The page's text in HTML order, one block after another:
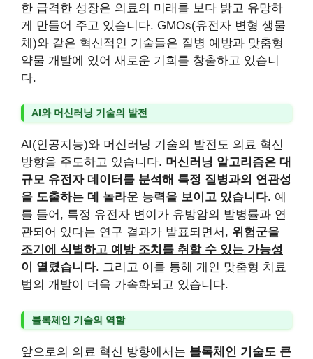
한 급격한 성장은 의료의 미래를 보다 밝고 유망하
게 만들어 주고 있습니다. GMOs(유전자 변형 생물
체)와 같은 혁신적인 기술들은 질병 예방과 맞춤형
약물 개발에 있어 새로운 기회를 창출하고 있습니
다.
AI와 머신러닝 기술의 발전
AI(인공지능)와 머신러닝 기술의 발전도 의료 혁신
방향을 주도하고 있습니다. 머신러닝 알고리즘은 대
규모 유전자 데이터를 분석해 특정 질병과의 연관성
을 도출하는 데 놀라운 능력을 보이고 있습니다. 예
를 들어, 특정 유전자 변이가 유방암의 발병률과 연
관되어 있다는 연구 결과가 발표되면서, 위험군을
조기에 식별하고 예방 조치를 취할 수 있는 가능성
이 열렸습니다. 그리고 이를 통해 개인 맞춤형 치료
법의 개발이 더욱 가속화되고 있습니다.
블록체인 기술의 역할
앞으로의 의료 혁신 방향에서는 블록체인 기술도 큰